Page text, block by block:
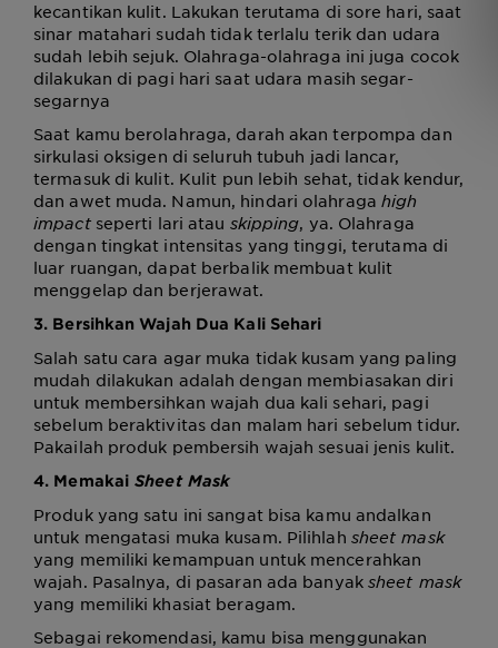
kecantikan kulit. Lakukan terutama di sore hari, saat
sinar matahari sudah tidak terlalu terik dan udara
sudah lebih sejuk. Olahraga-olahraga ini juga cocok
dilakukan di pagi hari saat udara masih segar-
segarnya
Saat kamu berolahraga, darah akan terpompa dan
sirkulasi oksigen di seluruh tubuh jadi lancar,
termasuk di kulit. Kulit pun lebih sehat, tidak kendur,
dan awet muda. Namun, hindari olahraga high
impactseperti lari atau skipping, ya. Olahraga
dengan tingkat intensitas yang tinggi, terutama di
luar ruangan, dapat berbalik membuat kulit
menggelap dan berjerawat.
3. Bersihkan Wajah Dua Kali Sehari
Salah satu cara agar muka tidak kusam yang paling
mudah dilakukan adalah dengan membiasakan diri
untuk membersihkan wajah dua kali sehari, pagi
sebelum beraktivitas dan malam hari sebelum tidur.
Pakailah produk pembersih wajah sesuai jenis kulit.
4. Memakai Sheet Mask
Produk yang satu ini sangat bisa kamu andalkan
untuk mengatasi muka kusam. Pilihlah sheet mask
yang memiliki kemampuan untuk mencerahkan
wajah. Pasalnya, di pasaran ada banyak sheet mask
yang memiliki khasiat beragam.
Sebagai rekomendasi, kamu bisa menggunakan